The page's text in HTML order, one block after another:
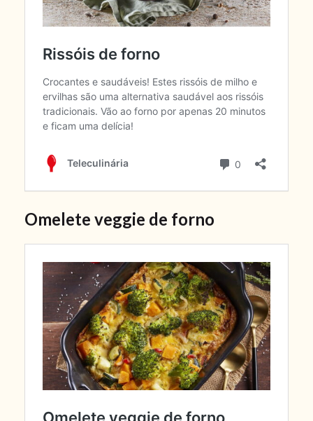
Omelete veggie de forno